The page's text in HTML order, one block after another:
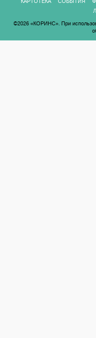
КАРТОТЕКА
СОБЫТИЯ
©2026 «КОРИНС». При